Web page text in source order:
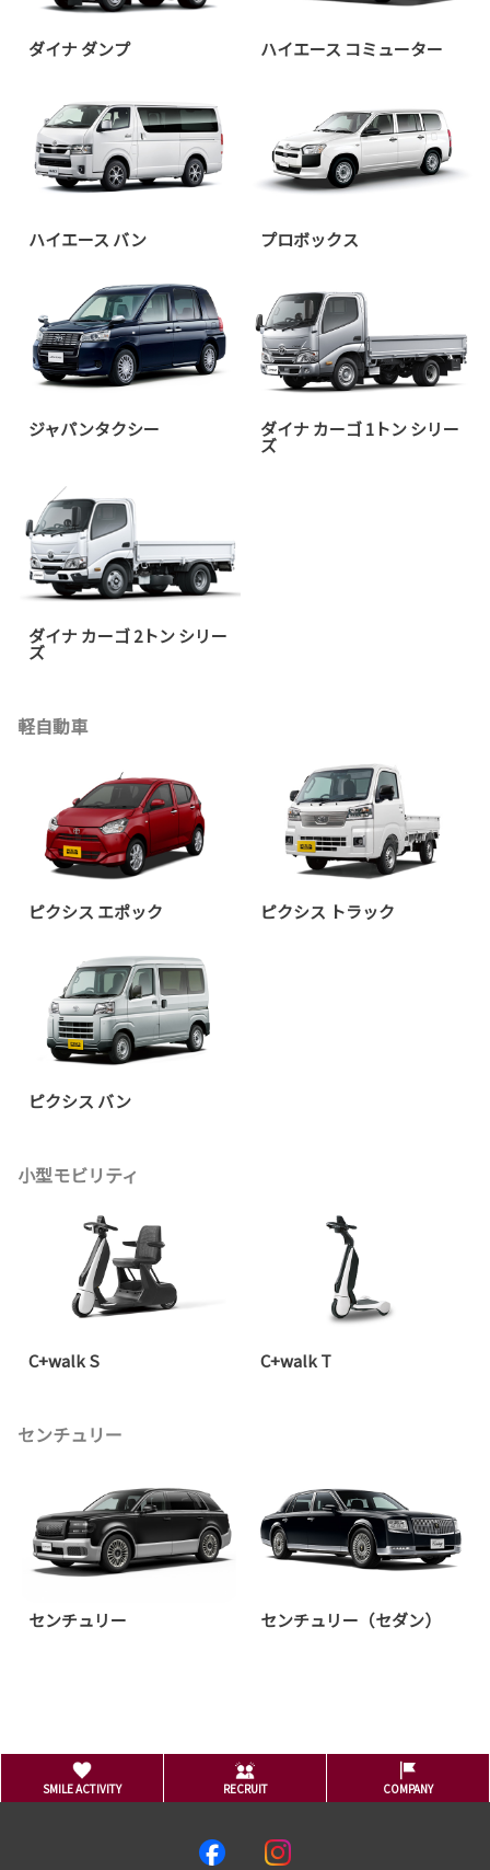
ダイナ ダンプ ハイエース コミューター
ハイエース バン プロボックス
ジャパンタクシー ダイナ カーゴ 1トン シリー
ズ
ダイナ カーゴ 2トン シリー
ズ
軽自動車
ピクシス エポック ピクシス トラック
ピクシス バン
小型モビリティ
C+walk S C+walk T
センチュリー
センチュリー センチュリー（セダン）
SMILE ACTIVITY RECRUIT COMPANY